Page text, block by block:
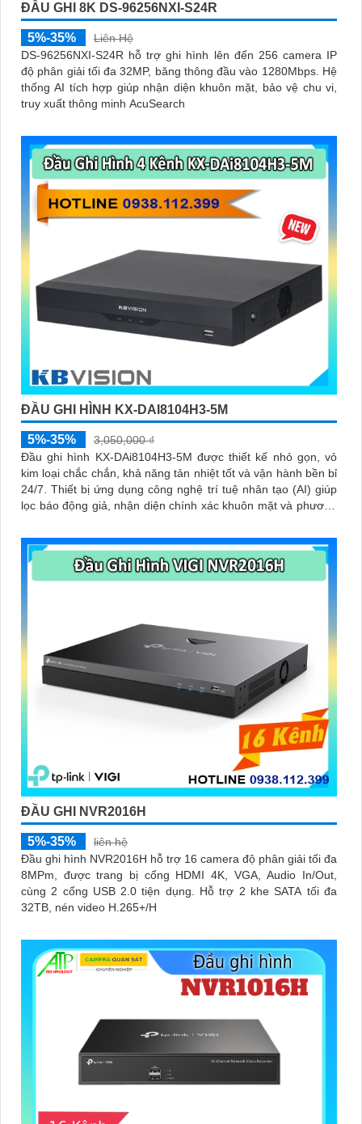
ĐẦU GHI 8K DS-96256NXI-S24R
5%-35%
Liên Hệ
DS-96256NXI-S24R hỗ trợ ghi hình lên đến 256 camera IP
độ phân giải tối đa 32MP, băng thông đầu vào 1280Mbps. Hệ
thống AI tích hợp giúp nhận diện khuôn mặt, bảo vệ chu vi,
truy xuất thông minh AcuSearch
ĐẦU GHI HÌNH KX-DAI8104H3-5M
5%-35%
3,050,000 ₫
Đầu ghi hình KX-DAi8104H3-5M được thiết kế nhỏ gọn, vỏ
kim loại chắc chắn, khả năng tản nhiệt tốt và vận hành bền bỉ
24/7. Thiết bị ứng dụng công nghệ trí tuệ nhân tạo (AI) giúp
lọc báo động giả, nhận diện chính xác khuôn mặt và phương
ĐẦU GHI NVR2016H
5%-35%
liên hệ
Đầu ghi hình NVR2016H hỗ trợ 16 camera độ phân giải tối đa
8MPm, được trang bị cổng HDMI 4K, VGA, Audio In/Out,
cùng 2 cổng USB 2.0 tiện dụng. Hỗ trợ 2 khe SATA tối đa
32TB, nén video H.265+/H